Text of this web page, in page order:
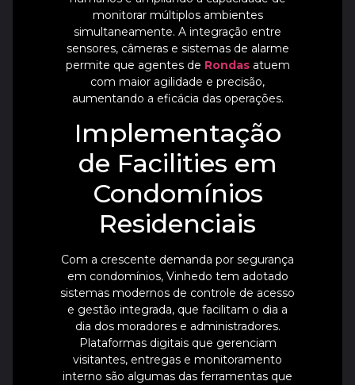
monitorar múltiplos ambientes
simultaneamente. A integração entre
sensores, câmeras e sistemas de alarme
permite que agentes de Rondasatuem
com maior agilidade e precisão,
aumentando a eficácia das operações.
Implementação
de Facilities em
Condomínios
Residenciais
Com a crescente demanda por segurança
em condomínios, Vinhedo tem adotado
sistemas modernos de controle de acesso
e gestão integrada, que facilitam o dia a
dia dos moradores e administradores.
Plataformas digitais que gerenciam
visitantes, entregas e monitoramento
interno são algumas das ferramentas que